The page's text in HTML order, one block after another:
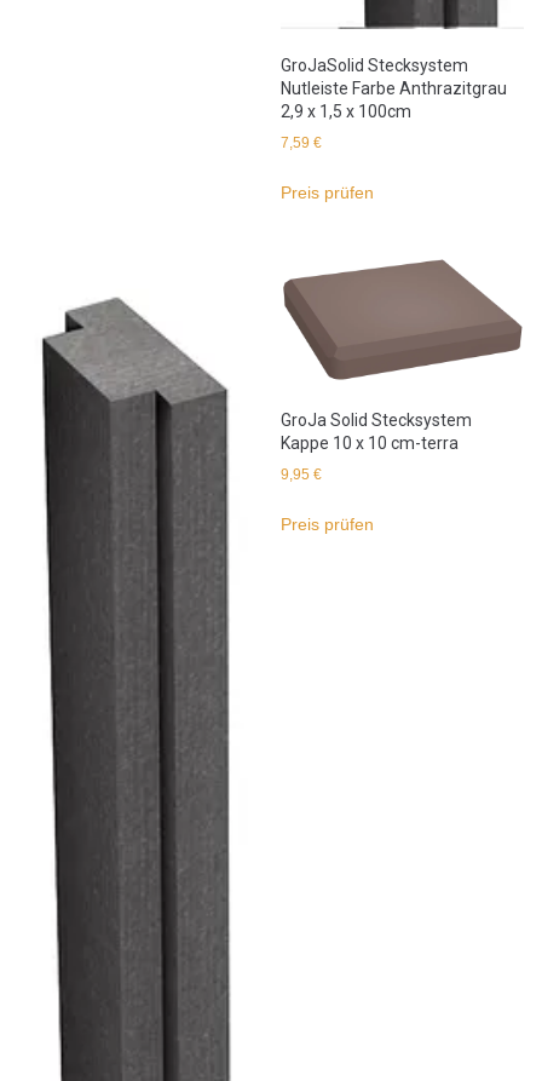
GroJaSolid Stecksystem
Nutleiste Farbe Anthrazitgrau
2,9 x 1,5 x 100cm
7,59€
Preis prüfen
GroJa Solid Stecksystem
Kappe 10 x 10 cm-terra
9,95€
Preis prüfen